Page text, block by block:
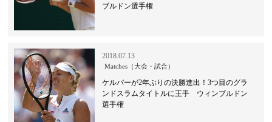
ブルドン選手権
2018.07.13
Matches（大会・試合）
ケルバーが2年ぶりの決勝進出！3つ目のグラ
ンドスラムタイトルに王手 ウィンブルドン
選手権